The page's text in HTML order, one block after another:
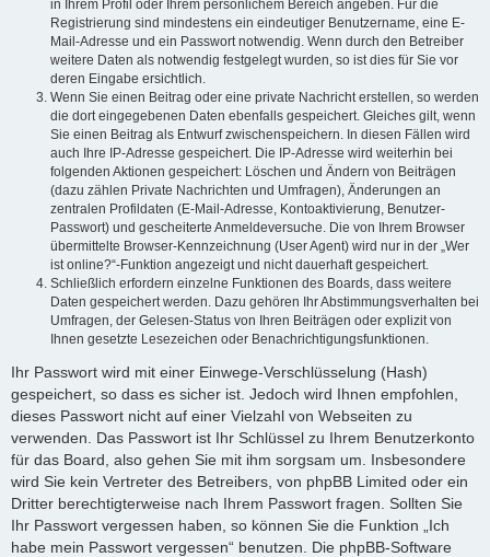
in Ihrem Profil oder Ihrem persönlichem Bereich angeben. Für die
Registrierung sind mindestens ein eindeutiger Benutzername, eine E-
Mail-Adresse und ein Passwort notwendig. Wenn durch den Betreiber
weitere Daten als notwendig festgelegt wurden, so ist dies für Sie vor
deren Eingabe ersichtlich.
Wenn Sie einen Beitrag oder eine private Nachricht erstellen, so werden
die dort eingegebenen Daten ebenfalls gespeichert. Gleiches gilt, wenn
Sie einen Beitrag als Entwurf zwischenspeichern. In diesen Fällen wird
auch Ihre IP-Adresse gespeichert. Die IP-Adresse wird weiterhin bei
folgenden Aktionen gespeichert: Löschen und Ändern von Beiträgen
(dazu zählen Private Nachrichten und Umfragen), Änderungen an
zentralen Profildaten (E-Mail-Adresse, Kontoaktivierung, Benutzer-
Passwort) und gescheiterte Anmeldeversuche. Die von Ihrem Browser
übermittelte Browser-Kennzeichnung (User Agent) wird nur in der „Wer
ist online?“-Funktion angezeigt und nicht dauerhaft gespeichert.
Schließlich erfordern einzelne Funktionen des Boards, dass weitere
Daten gespeichert werden. Dazu gehören Ihr Abstimmungsverhalten bei
Umfragen, der Gelesen-Status von Ihren Beiträgen oder explizit von
Ihnen gesetzte Lesezeichen oder Benachrichtigungsfunktionen.
Ihr Passwort wird mit einer Einwege-Verschlüsselung (Hash)
gespeichert, so dass es sicher ist. Jedoch wird Ihnen empfohlen,
dieses Passwort nicht auf einer Vielzahl von Webseiten zu
verwenden. Das Passwort ist Ihr Schlüssel zu Ihrem Benutzerkonto
für das Board, also gehen Sie mit ihm sorgsam um. Insbesondere
wird Sie kein Vertreter des Betreibers, von phpBB Limited oder ein
Dritter berechtigterweise nach Ihrem Passwort fragen. Sollten Sie
Ihr Passwort vergessen haben, so können Sie die Funktion „Ich
habe mein Passwort vergessen“ benutzen. Die phpBB-Software